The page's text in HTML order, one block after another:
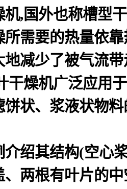
机,国外也称槽型
所需要的热量依
地减少了被气流
干燥机广泛应用
饼状、浆液状物
介绍其结构(空心
、两根有叶片的